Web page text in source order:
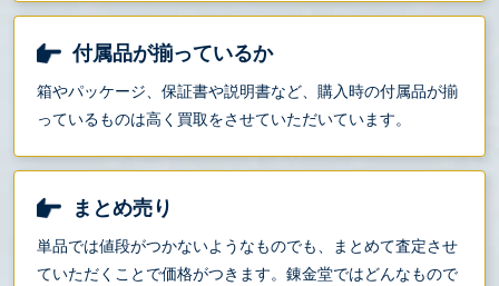
付属品が揃っているか
箱やパッケージ、保証書や説明書など、購入時の付属品が揃
っているものは高く買取をさせていただいています。
まとめ売り
単品では値段がつかないようなものでも、まとめて査定させ
ていただくことで価格がつきます。錬金堂ではどんなもので